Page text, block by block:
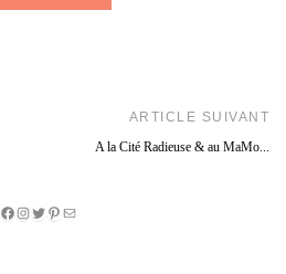
ARTICLE SUIVANT
A la Cité Radieuse & au MaMo...
Facebook
Instagram
Twitter
Pinterest
E-